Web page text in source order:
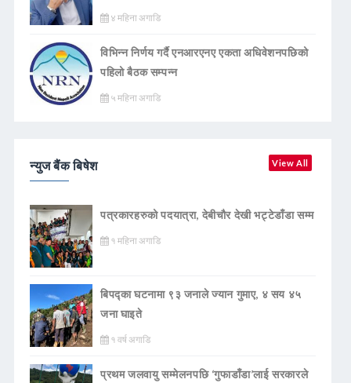
४ महिना अगाडि
विभिन्न निर्णय गर्दै एनआरएनए एकता अधिवेशनपछिको
पहिलो बैठक सम्पन्न
५ महिना अगाडि
न्युज बैंक बिषेश View All
पत्रकारहरुको पदयात्रा, देबीचौर देखी भट्टेडाँडा सम्म
१ महिना अगाडि
बिपद्का घटनामा ९३ जनाले ज्यान गुमाए, ४ सय ४५
जना घाइते
१ वर्ष अगाडि
प्रथम जलवायु सम्मेलनपछि ‘गुफाडाँडा’लाई सरकारले